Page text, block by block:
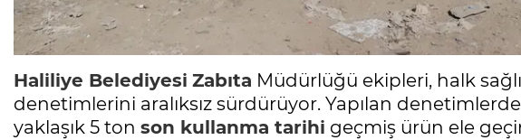
Haliliye Belediyesi Zabıta Müdürlüğü ekipleri, halk
denetimlerini aralıksız sürdürüyor. Yapılan
yaklaşık 5 ton son kullanma tarihi geçmiş ürün ele